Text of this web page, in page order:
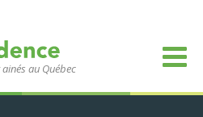
au Québec